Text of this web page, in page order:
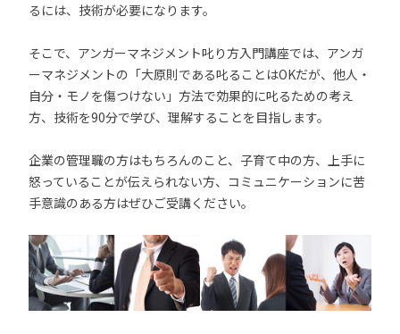
るには、技術が必要になります。
そこで、アンガーマネジメント叱り方入門講座では、アンガ
ーマネジメントの「大原則である叱ることはOKだが、他人・
自分・モノを傷つけない」方法で効果的に叱るための考え
方、技術を90分で学び、理解することを目指します。
企業の管理職の方はもちろんのこと、子育て中の方、上手に
怒っていることが伝えられない方、コミュニケーションに苦
手意識のある方はぜひご受講ください。